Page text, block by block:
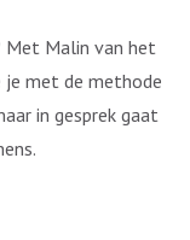
Met Malin van het
je met de methode
in gesprek gaat